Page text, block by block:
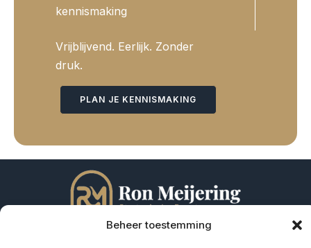
Beheer toestemming
kennismaking
Vrijblijvend. Eerlijk. Zonder
druk.
PLAN JE KENNISMAKING